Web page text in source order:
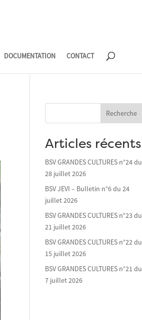
DOCUMENTATION CONTACT
Recherche
Articles récents
BSV GRANDES CULTURES n°24 du
28 juillet 2026
BSV JEVI – Bulletin n°6 du 24
juillet 2026
BSV GRANDES CULTURES n°23 du
21 juillet 2026
BSV GRANDES CULTURES n°22 du
15 juillet 2026
BSV GRANDES CULTURES n°21 du
7 juillet 2026